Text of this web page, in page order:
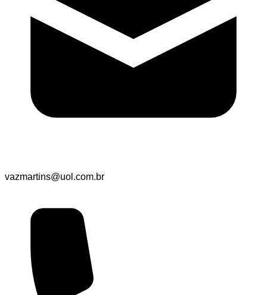
vazmartins@uol.com.br